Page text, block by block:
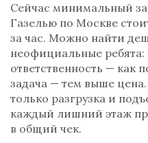
Сейчас минимальный
Газелью по Москве
за час. Можно найти
неофициальные ребята:
ответственность — как
задача — тем выше
только разгрузка и
каждый лишний этаж
в общий чек.